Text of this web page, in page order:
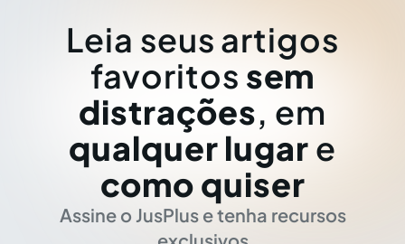
Leia seus artigos
favoritos sem
distrações, em
qualquer lugar e
como quiser
Assine o JusPlus e tenha recursos